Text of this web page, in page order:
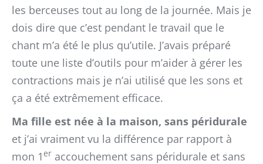
les berceuses tout au long de la journée. Mais je
dois dire que c’est pendant le travail que le
chant m’a été le plus qu’utile. J’avais préparé
toute une liste d’outils pour m’aider à gérer les
contractions mais je n’ai utilisé que les sons et
ça a été extrêmement efficace.
Ma fille est née à la maison, sans péridurale
et j’ai vraiment vu la différence par rapport à
mon 1er accouchement sans péridurale et sans